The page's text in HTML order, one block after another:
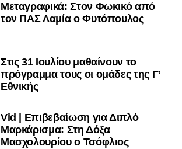
Μεταγραφικά: Στον Φωκικό από
τον ΠΑΣ Λαμία ο Φυτόπουλος
Στις 31 Ιουλίου μαθαίνουν το
πρόγραμμα τους οι ομάδες της Γ’
Εθνικής
Vid | Επιβεβαίωση για Διπλό
Μαρκάρισμα: Στη Δόξα
Μασχολουρίου ο Τσόφλιος